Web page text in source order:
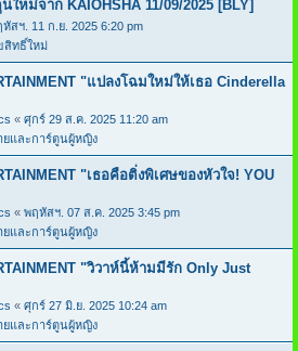
ใหม่จาก KAIOHSHA 11/09/2025 [BLY]
สฯ. 11 ก.ย. 2025 6:20 pm
สิทธิ์ใหม่
"แปลงโฉมใหม่ให้เธอ Cinderella
« ศุกร์ 29 ส.ค. 2025 11:20 am
ยและการ์ตูนผู้หญิง
"เธอคือติ่งพิเศษของหัวใจ! YOU
« พฤหัสฯ. 07 ส.ค. 2025 3:45 pm
ยและการ์ตูนผู้หญิง
"วิวาห์นี้ห้ามมีรัก Only Just
« ศุกร์ 27 มิ.ย. 2025 10:24 am
ยและการ์ตูนผู้หญิง